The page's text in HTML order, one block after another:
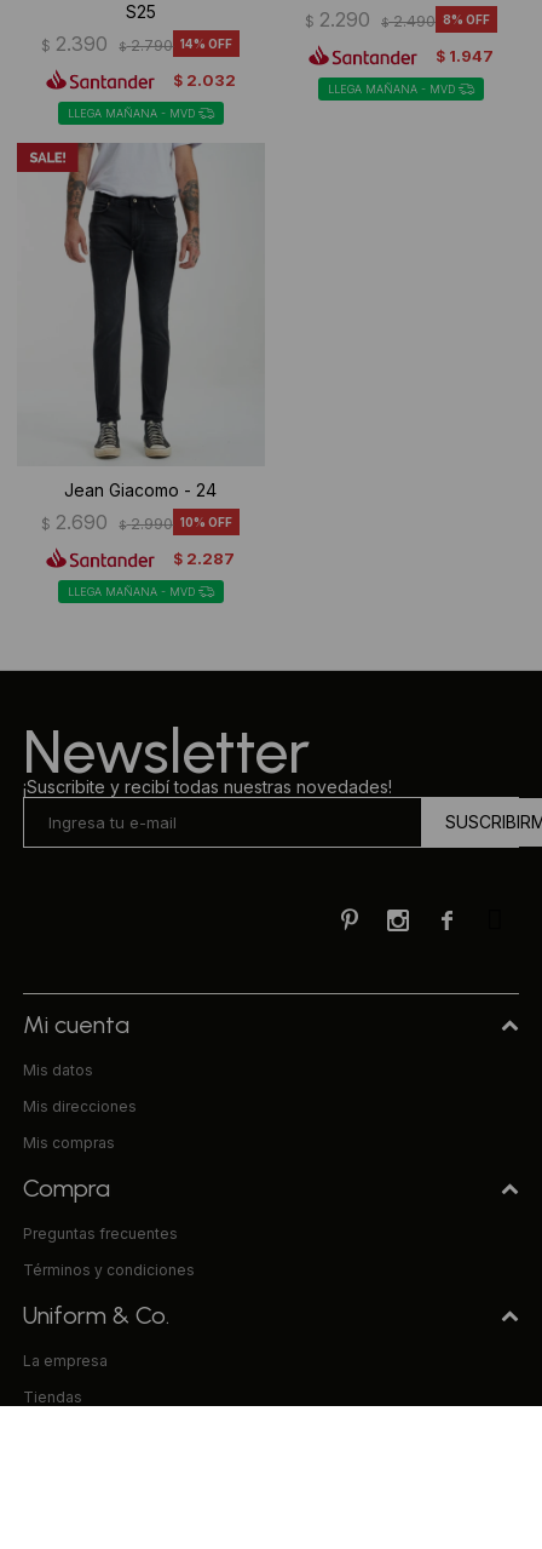
S25
$ 2.390 $ 2.790 14
$ 2.032
LLEGA MAÑANA - MVD
$ 2.290 $ 2.490 8
$ 1.947
LLEGA MAÑANA - MVD
Jean Giacomo - 24
$ 2.690 $ 2.990 10
$ 2.287
LLEGA MAÑANA - MVD
Newsletter
¡Suscribite y recibí todas nuestras novedades!

 
Mi cuenta
Mis datos
Mis direcciones
Mis compras
Compra
Preguntas frecuentes
Términos y condiciones
Uniform & Co.
La empresa
Tiendas